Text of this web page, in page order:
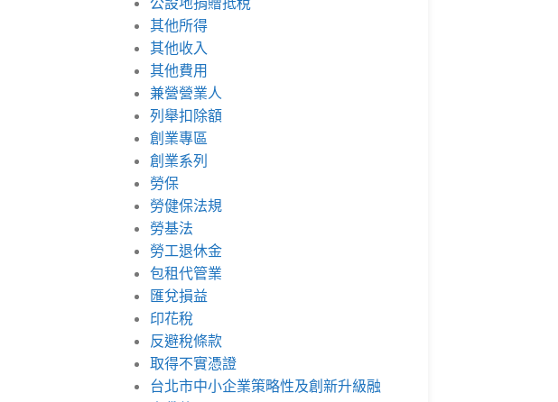
其他所得
其他收入
其他費用
兼營營業人
列舉扣除額
創業專區
創業系列
勞保
勞健保法規
勞基法
勞工退休金
包租代管業
匯兌損益
印花稅
反避稅條款
取得不實憑證
台北市中小企業策略性及創新升級融